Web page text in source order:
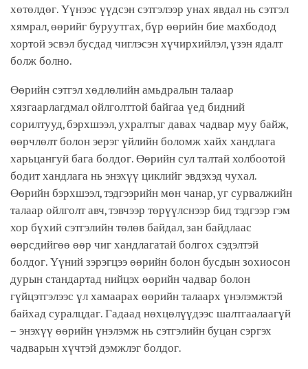
хөтөлдөг. Үүнээс үүдсэн сэтгэлээр унах явдал нь сэтгэл
хямрал, өөрийг буруутгах, бүр өөрийн бие махбодод
хортой эсвэл бусдад чиглэсэн хүчирхийлэл, үзэн ядалт
болж болно.
Өөрийн сэтгэл хөдлөлийн амьдралын талаар
хязгаарлагдмал ойлголттой байгаа үед бидний
сорилтууд, бэрхшээл, ухралтыг давах чадвар муу байж,
өөрчлөлт болон эерэг үйлийн боломж хайх хандлага
харьцангуй бага болдог. Өөрийн сул талтай холбоотой
бодит хандлага нь энэхүү циклийг эвдэхэд чухал.
Өөрийн бэрхшээл, тэдгээрийн мөн чанар, уг сурвалжийн
талаар ойлголт авч, тэвчээр төрүүлснээр бид тэдгээр гэм
хор бүхий сэтгэлийн төлөв байдал, зан байдлаас
өөрсдийгөө өөр чиг хандлагатай болгох сэдэлтэй
болдог. Үүний зэрэгцээ өөрийн болон бусдын зохиосон
дурын стандартад нийцэх өөрийн чадвар болон
гүйцэтгэлээс үл хамаарах өөрийн талаарх үнэлэмжтэй
байхад суралцдаг. Гадаад нөхцөлүүдээс шалтгаалаагүй
– энэхүү өөрийн үнэлэмж нь сэтгэлийн буцан сэргэх
чадварын хүчтэй дэмжлэг болдог.